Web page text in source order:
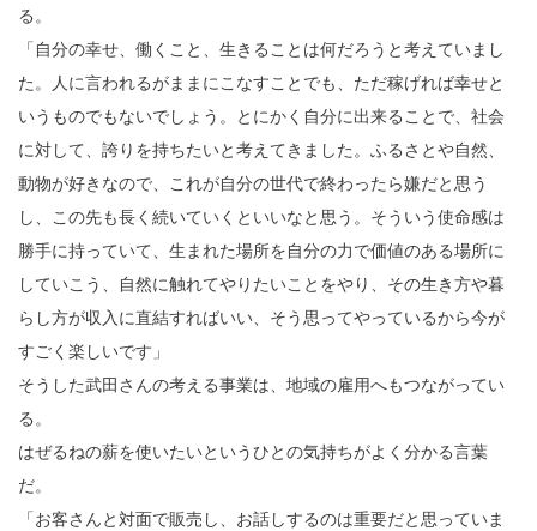
る。
「自分の幸せ、働くこと、生きることは何だろうと考えていまし
た。人に言われるがままにこなすことでも、ただ稼げれば幸せと
いうものでもないでしょう。とにかく自分に出来ることで、社会
に対して、誇りを持ちたいと考えてきました。ふるさとや自然、
動物が好きなので、これが自分の世代で終わったら嫌だと思う
し、この先も長く続いていくといいなと思う。そういう使命感は
勝手に持っていて、生まれた場所を自分の力で価値のある場所に
していこう、自然に触れてやりたいことをやり、その生き方や暮
らし方が収入に直結すればいい、そう思ってやっているから今が
すごく楽しいです」
そうした武田さんの考える事業は、地域の雇用へもつながってい
る。
はぜるねの薪を使いたいというひとの気持ちがよく分かる言葉
だ。
「お客さんと対面で販売し、お話しするのは重要だと思っていま